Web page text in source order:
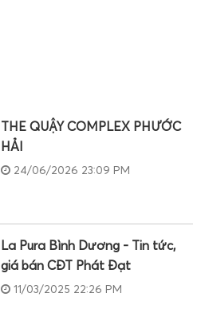
THE QUẬY COMPLEX PHƯỚC
HẢI
24/06/2026 23:09 PM
La Pura Bình Dương - Tin tức,
giá bán CĐT Phát Đạt
11/03/2025 22:26 PM